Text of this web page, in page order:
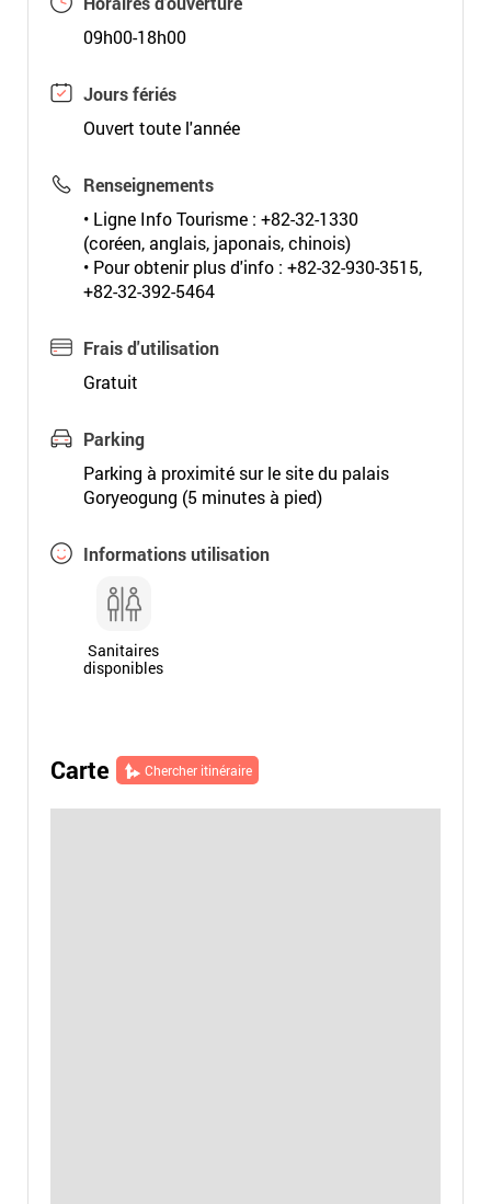
09h00-18h00
Jours fériés
Ouvert toute l'année
Renseignements
• Ligne Info Tourisme : +82-32-1330
(coréen, anglais, japonais, chinois)
• Pour obtenir plus d'info : +82-32-930-3515,
+82-32-392-5464
Frais d'utilisation
Gratuit
Parking
Parking à proximité sur le site du palais
Goryeogung (5 minutes à pied)
Informations utilisation
Sanitaires
disponibles
Carte Chercher itinéraire